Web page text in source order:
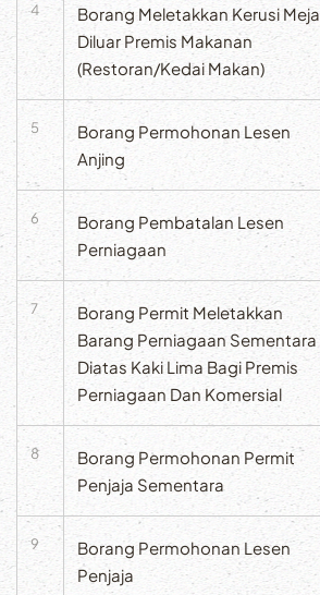
4
Borang Meletakkan Kerusi Meja
Diluar Premis Makanan
(Restoran/Kedai Makan)
5
Borang Permohonan Lesen
Anjing
6
Borang Pembatalan Lesen
Perniagaan
7
Borang Permit Meletakkan
Barang Perniagaan Sementara
Diatas Kaki Lima Bagi Premis
Perniagaan Dan Komersial
8
Borang Permohonan Permit
Penjaja Sementara
9
Borang Permohonan Lesen
Penjaja